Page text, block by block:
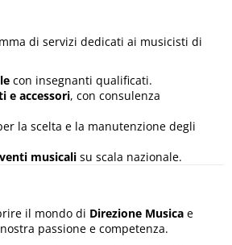
di servizi dedicati ai musicisti di
con insegnanti qualificati.
e accessori, con consulenza
la scelta e la manutenzione degli
musicali su scala nazionale.
il mondo di Direzione Musica e
passione e competenza.